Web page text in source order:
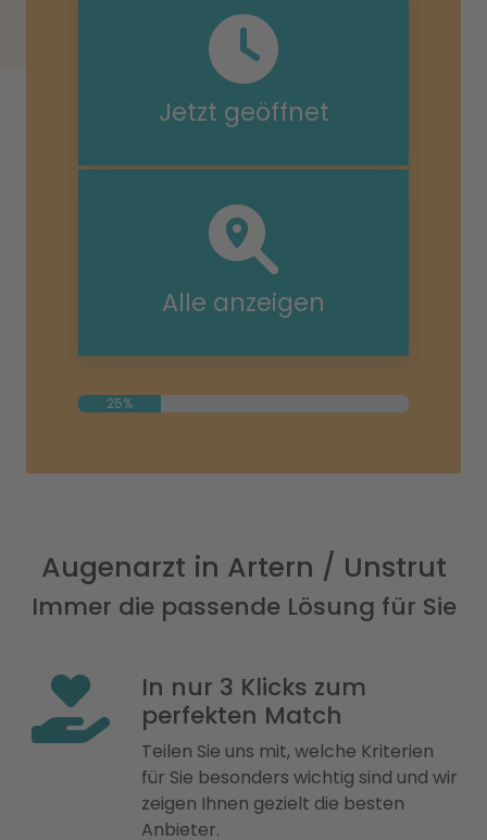
Jetzt geöffnet
Alle anzeigen
25%
Augenarzt in Artern / Unstrut
Immer die passende Lösung für Sie
In nur 3 Klicks zum
perfekten Match
Teilen Sie uns mit, welche Kriterien
für Sie besonders wichtig sind und wir
zeigen Ihnen gezielt die besten
Anbieter.